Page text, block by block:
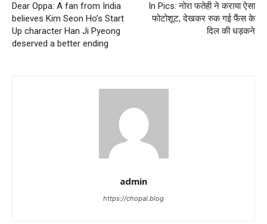
Dear Oppa: A fan from India
believes Kim Seon Ho’s Start
Up character Han Ji Pyeong
deserved a better ending
In Pics: नोरा फतेही ने कराया ऐसा
फोटोशूट, देखकर रुक गई फैंस के
दिल की धड़कने
admin
https://chopal.blog